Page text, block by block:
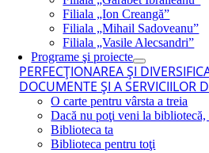
Filiala „Ion Creangă”
Filiala „Mihail Sadoveanu”
Filiala „Vasile Alecsandri”
Programe şi proiecte
PERFECŢIONAREA ŞI
DOCUMENTE ŞI A SERVICIILOR
O carte pentru vârsta a treia
Dacă nu poţi veni la
Biblioteca ta
Biblioteca pentru toţi